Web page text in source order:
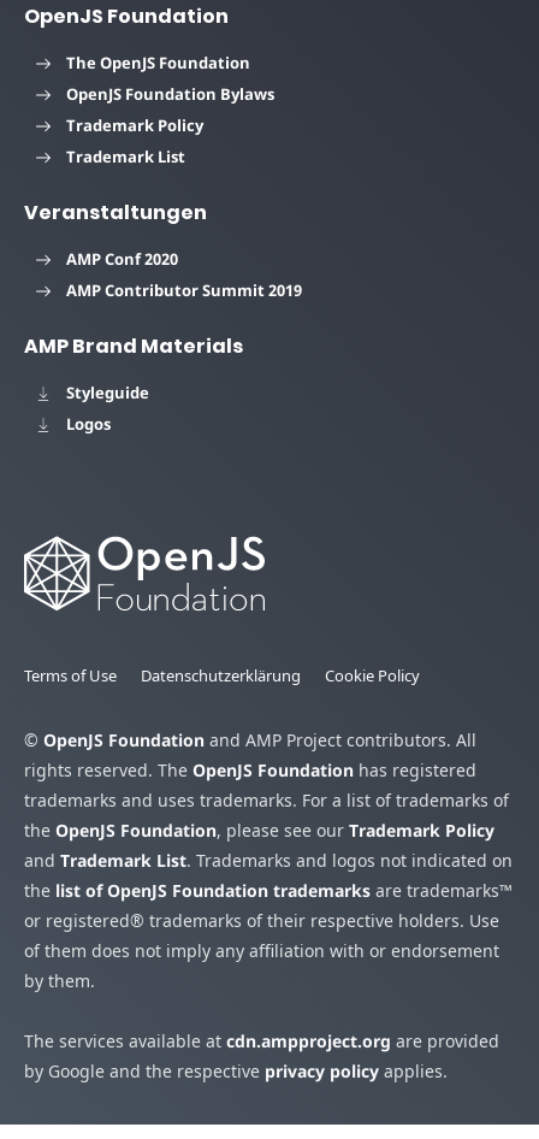
OpenJS Foundation
The OpenJS Foundation
OpenJS Foundation Bylaws
Trademark Policy
Trademark List
Veranstaltungen
AMP Conf 2020
AMP Contributor Summit 2019
AMP Brand Materials
Styleguide
Logos
Terms of Use Datenschutzerklärung Cookie Policy
© OpenJS Foundation and AMP Project contributors. All
rights reserved. The OpenJS Foundation has registered
trademarks and uses trademarks. For a list of trademarks of
the OpenJS Foundation, please see our Trademark Policy
and Trademark List. Trademarks and logos not indicated on
the list of OpenJS Foundation trademarks are trademarks™
or registered® trademarks of their respective holders. Use
of them does not imply any affiliation with or endorsement
by them.
The services available at cdn.ampproject.org are provided
by Google and the respective privacy policy applies.